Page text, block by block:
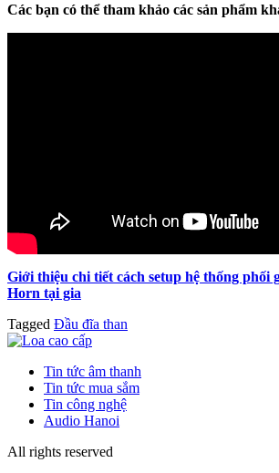
Các bạn có thể tham khảo các sản phẩm
Giới thiệu chi tiết cách setup hệ thống phối
Horn tại gia
Tagged Đầu đĩa than
Tin tức âm thanh
Tin tức mua sắm
Tin công nghệ
Audio Hanoi
All rights reserved